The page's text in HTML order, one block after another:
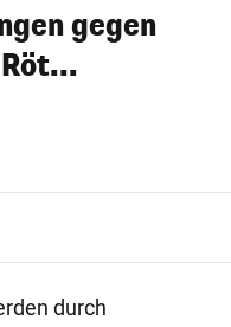
gegen
durch